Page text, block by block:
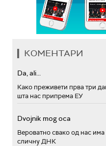
КОМЕНТАРИ
Da, ali...
Како преживети прва три
шта нас припрема ЕУ
Dvojnik mog oca
Вероватно свако од нас има
сличну ДНК